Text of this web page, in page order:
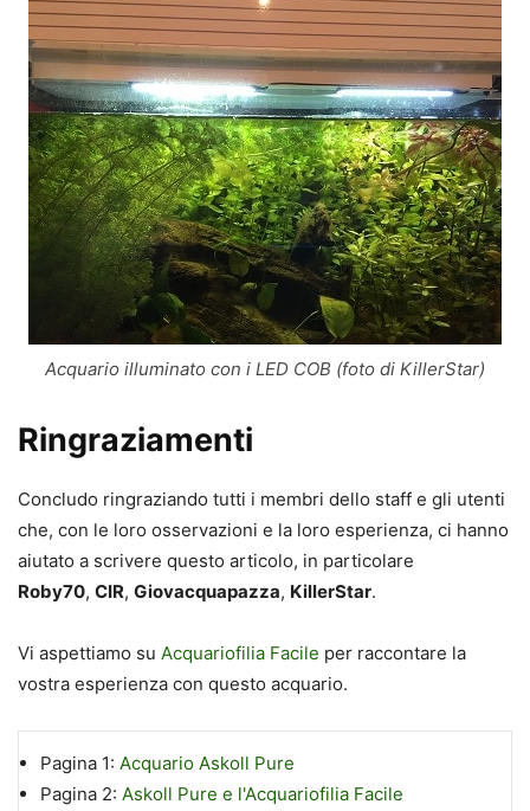
Acquario illuminato con i LED COB (foto di KillerStar)
Ringraziamenti
Concludo ringraziando tutti i membri dello staff e gli utenti
che, con le loro osservazioni e la loro esperienza, ci hanno
aiutato a scrivere questo articolo, in particolare
Roby70, CIR, Giovacquapazza, KillerStar.
Vi aspettiamo su Acquariofilia Facile per raccontare la
vostra esperienza con questo acquario.
Pagina 1: Acquario Askoll Pure
Pagina 2: Askoll Pure e l'Acquariofilia Facile